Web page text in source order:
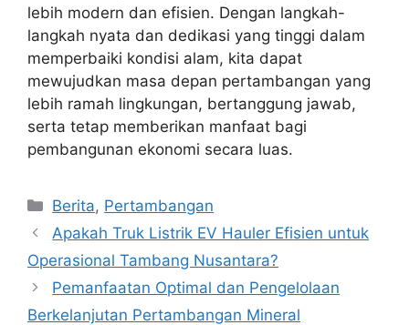
lebih modern dan efisien. Dengan langkah-
langkah nyata dan dedikasi yang tinggi dalam
memperbaiki kondisi alam, kita dapat
mewujudkan masa depan pertambangan yang
lebih ramah lingkungan, bertanggung jawab,
serta tetap memberikan manfaat bagi
pembangunan ekonomi secara luas.
Kategori
Berita, Pertambangan
Apakah Truk Listrik EV Hauler Efisien untuk
Operasional Tambang Nusantara?
Pemanfaatan Optimal dan Pengelolaan
Berkelanjutan Pertambangan Mineral